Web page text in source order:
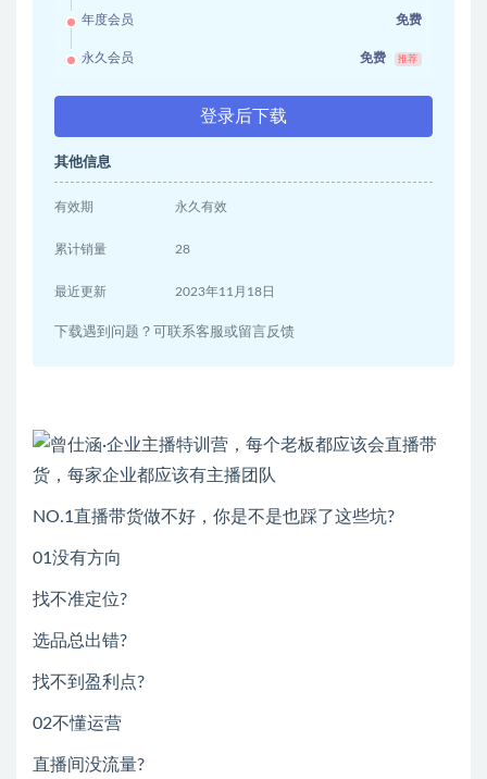
年度会员 免费
永久会员 免费 推荐
登录后下载
其他信息
有效期 永久有效
累计销量 28
最近更新 2023年11月18日
下载遇到问题？可联系客服或留言反馈
NO.1直播带货做不好，你是不是也踩了这些坑?
01没有方向
找不准定位?
选品总出错?
找不到盈利点?
02不懂运营
直播间没流量?